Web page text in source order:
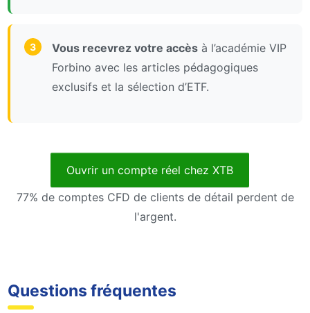
3 Vous recevrez votre accès à l’académie VIP
Forbino avec les articles pédagogiques
exclusifs et la sélection d’ETF.
Ouvrir un compte réel chez XTB
77% de comptes CFD de clients de détail perdent de
l'argent.
Questions fréquentes